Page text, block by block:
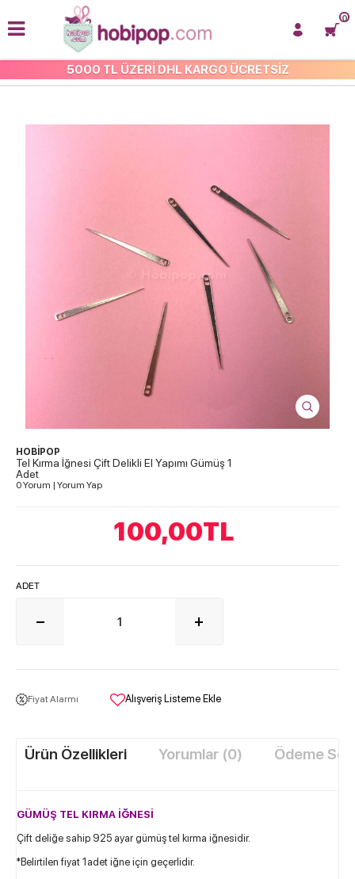
5000 TL ÜZERİ DHL KARGO ÜCRETSİZ
0
TEL KIRMA YARDIMCILARI
HOBİPOP
Tel Kırma İğnesi Çift Delikli El Yapımı Gümüş 1
Adet
0 Yorum | Yorum Yap
100,00TL
ADET
Fiyat Alarmı Alışveriş Listeme Ekle
Ürün Özellikleri Yorumlar (0) Ödeme
GÜMÜŞ TEL KIRMA İĞNESİ
Çift deliğe sahip 925 ayar gümüş tel kırma iğnesidir.
*Belirtilen fiyat 1adet iğne için geçerlidir.